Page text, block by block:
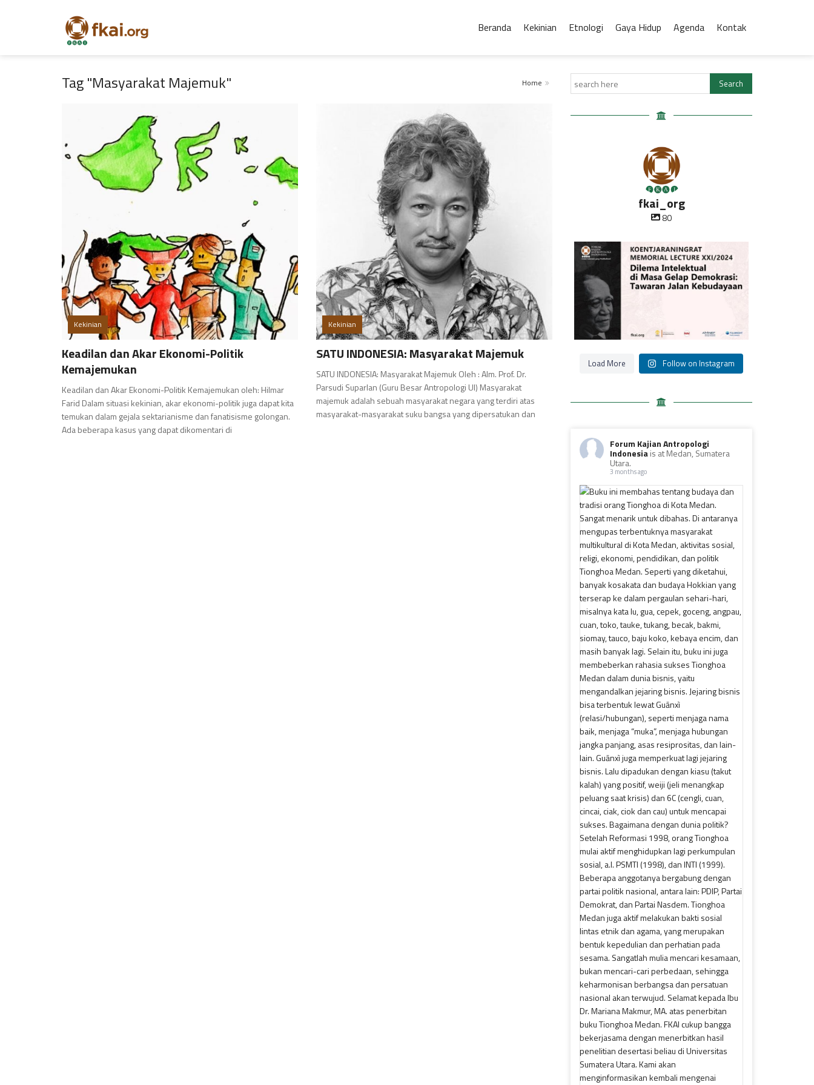
Beranda Kekinian Etnologi Gaya Hidup Agenda Kontak
Tag "Masyarakat Majemuk" Home
Kekinian
Keadilan dan Akar Ekonomi-Politik
Kemajemukan
Keadilan dan Akar Ekonomi-Politik Kemajemukan oleh: Hilmar
Farid Dalam situasi kekinian, akar ekonomi-politik juga dapat kita
temukan dalam gejala sektarianisme dan fanatisisme golongan.
Ada beberapa kasus yang dapat dikomentari di
Kekinian
SATU INDONESIA: Masyarakat Majemuk
SATU INDONESIA: Masyarakat Majemuk Oleh : Alm. Prof. Dr.
Parsudi Suparlan (Guru Besar Antropologi UI) Masyarakat
majemuk adalah sebuah masyarakat negara yang terdiri atas
masyarakat-masyarakat suku bangsa yang dipersatukan dan
fkai_org
80
Oleh Prof Dr. Sulistyowati Irianto
Saat ini...
Load More Follow on Instagram
Forum Kajian Antropologi
Indonesiais at Medan, Sumatera
Utara.
3 months ago